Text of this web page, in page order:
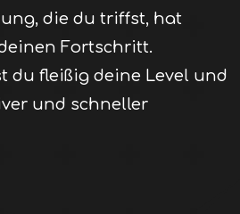
die du triffst, hat
Fortschritt.
du fleißig deine Level und
und schneller